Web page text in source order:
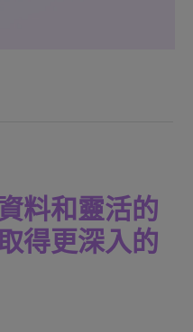
料和靈活的
得更深入的